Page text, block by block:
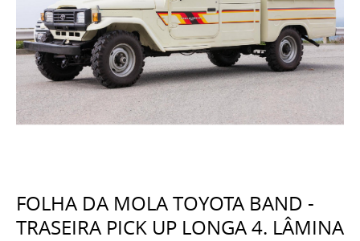
FOLHA DA MOLA TOYOTA BAND -
TRASEIRA PICK UP LONGA 4. LÂMINA